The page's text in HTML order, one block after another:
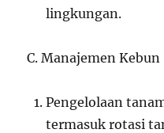
lingkungan.
C. Manajemen Kebun
Pengelolaan
termasuk rotasi